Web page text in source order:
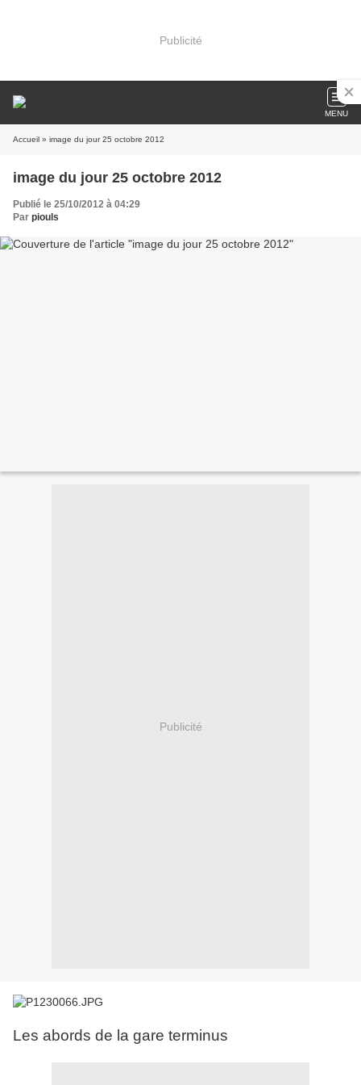
Publicité
MENU
Accueil » image du jour 25 octobre 2012
image du jour 25 octobre 2012
Publié le 25/10/2012 à 04:29
Par piouls
Publicité
Les abords de la gare terminus